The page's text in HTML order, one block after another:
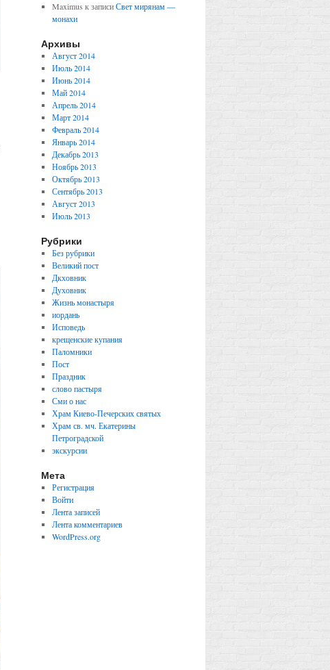
Maximus к записиСвет мирянам —
монахи
Архивы
Август 2014
Июль 2014
Июнь 2014
Май 2014
Апрель 2014
Март 2014
Февраль 2014
Январь 2014
Декабрь 2013
Ноябрь 2013
Октябрь 2013
Сентябрь 2013
Август 2013
Июль 2013
Рубрики
Без рубрики
Великий пост
Дкховник
Духовник
Жизнь монастыря
иордань
Исповедь
крещенские купания
Паломники
Пост
Праздник
слово пастыря
Сми о нас
Храм Киево-Печерских святых
Храм св. мч. Екатерины
Петроградской
экскурсии
Мета
Регистрация
Войти
Лента записей
Лента комментариев
WordPress.org